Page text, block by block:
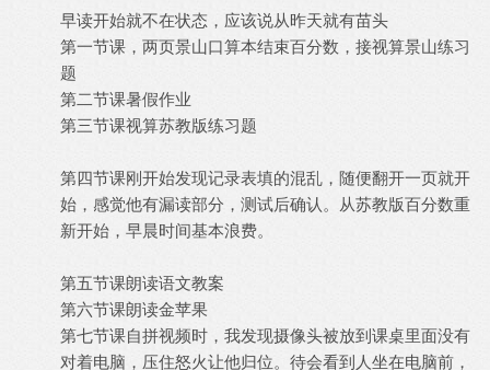
早读开始就不在状态，应该说从昨天就有苗头
第一节课，两页景山口算本结束百分数，接视算景山练习
题
第二节课暑假作业
第三节课视算苏教版练习题
第四节课刚开始发现记录表填的混乱，随便翻开一页就开
始，感觉他有漏读部分，测试后确认。从苏教版百分数重
新开始，早晨时间基本浪费。
第五节课朗读语文教案
第六节课朗读金苹果
第七节课自拼视频时，我发现摄像头被放到课桌里面没有
对着电脑，压住怒火让他归位。待会看到人坐在电脑前，